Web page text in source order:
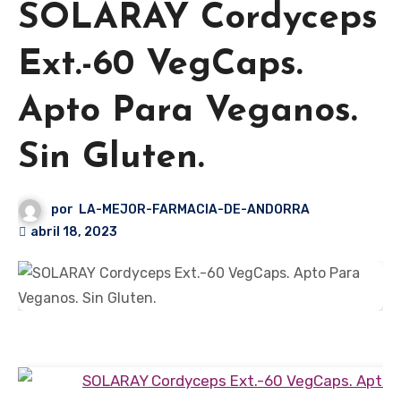
SOLARAY Cordyceps
Ext.-60 VegCaps.
Apto Para Veganos.
Sin Gluten.
por LA-MEJOR-FARMACIA-DE-ANDORRA
abril 18, 2023